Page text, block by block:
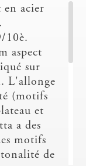
en acier
10è.
aspect
sur
L'allonge
(motifs
et
a des
motifs
de